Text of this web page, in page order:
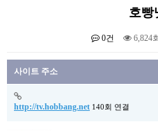
호빵
0건 6,824회
본문
사이트 주소
http://tv.hobbang.net 140회 연결